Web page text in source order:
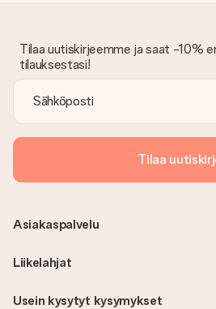
Tämä tarkoittaa sitä, että lahja
vastaanottajalle, mikä tekee siitä
Tilaa uutiskirjeemme ja saat -10%
tilauksestasi!
Tilaa
Usein kysytyt kysymykset
Asiakaspalvelu
Liikelahjat